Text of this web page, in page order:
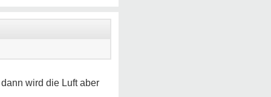
wird die Luft aber